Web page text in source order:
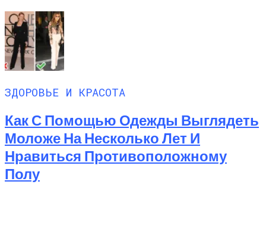
ЗДОРОВЬЕ И КРАСОТА
Как С Помощью Одежды Выглядеть
Моложе На Несколько Лет И
Нравиться Противоположному
Полу